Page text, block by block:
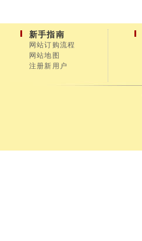
新手指南
网站订购流程
网站地图
注册新用户